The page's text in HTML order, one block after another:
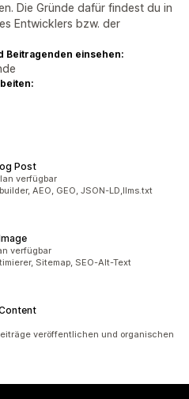
Die Gründe dafür findest du in
Entwicklers bzw. der
Beitragenden einsehen:
Post
verfügbar
AEO, GEO, JSON-LD,llms.txt
verfügbar
Sitemap, SEO-Alt-Text
veröffentlichen und organischen